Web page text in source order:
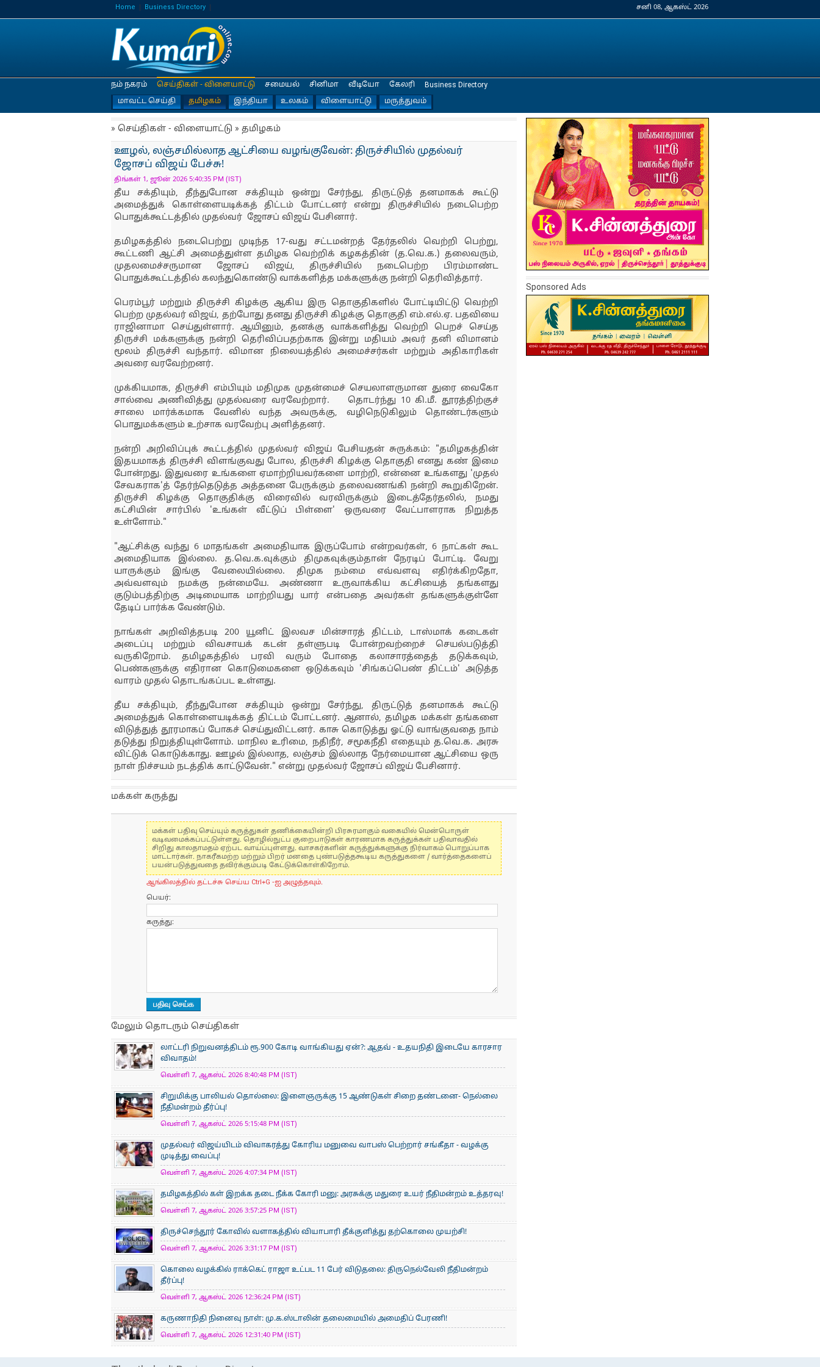
Home Business Directory சனி 08, ஆகஸ்ட் 2026
நம் நகரம்
செய்திகள் - விளையாட்டு
மாவட்ட செய்தி
தமிழகம் இந்தியா உலகம் விளையாட்டு மருத்துவம்
சமையல் சினிமா வீடியோ கேலரி Business Directory
» செய்திகள் - விளையாட்டு » தமிழகம்
ஊழல், லஞ்சமில்லாத ஆட்சியை வழங்குவேன்: திருச்சியில் முதல்வர்
ஜோசப் விஜய் பேச்சு!
திங்கள் 1, ஜூன் 2026 5:40:35 PM (IST)
தீய சக்தியும், தீந்துபோன சக்தியும் ஒன்று சேர்ந்து, திருட்டுத் தனமாகக் கூட்டு
அமைத்துக் கொள்ளையடிக்கத் திட்டம் போட்டனர் என்று திருச்சியில் நடைபெற்ற
பொதுக்கூட்டத்தில் முதல்வர் ஜோசப் விஜய் பேசினார்.
தமிழகத்தில் நடைபெற்று முடிந்த 17-வது சட்டமன்றத் தேர்தலில் வெற்றி பெற்று,
கூட்டணி ஆட்சி அமைத்துள்ள தமிழக வெற்றிக் கழகத்தின் (த.வெ.க.) தலைவரும்,
முதலமைச்சருமான ஜோசப் விஜய், திருச்சியில் நடைபெற்ற பிரம்மாண்ட
பொதுக்கூட்டத்தில் கலந்துகொண்டு வாக்களித்த மக்களுக்கு நன்றி தெரிவித்தார்.
பெரம்பூர் மற்றும் திருச்சி கிழக்கு ஆகிய இரு தொகுதிகளில் போட்டியிட்டு வெற்றி
பெற்ற முதல்வர் விஜய், தற்போது தனது திருச்சி கிழக்கு தொகுதி எம்.எல்.ஏ. பதவியை
ராஜினாமா செய்துள்ளார். ஆயினும், தனக்கு வாக்களித்து வெற்றி பெறச் செய்த
திருச்சி மக்களுக்கு நன்றி தெரிவிப்பதற்காக இன்று மதியம் அவர் தனி விமானம்
மூலம் திருச்சி வந்தார். விமான நிலையத்தில் அமைச்சர்கள் மற்றும் அதிகாரிகள்
அவரை வரவேற்றனர்.
முக்கியமாக, திருச்சி எம்பியும் மதிமுக முதன்மைச் செயலாளருமான துரை வைகோ
சால்வை அணிவித்து முதல்வரை வரவேற்றார். தொடர்ந்து 10 கி.மீ. தூரத்திற்குச்
சாலை மார்க்கமாக வேனில் வந்த அவருக்கு, வழிநெடுகிலும் தொண்டர்களும்
பொதுமக்களும் உற்சாக வரவேற்பு அளித்தனர்.
நன்றி அறிவிப்புக் கூட்டத்தில் முதல்வர் விஜய் பேசியதன் சுருக்கம்: "தமிழகத்தின்
இதயமாகத் திருச்சி விளங்குவது போல, திருச்சி கிழக்கு தொகுதி எனது கண் இமை
போன்றது. இதுவரை உங்களை ஏமாற்றியவர்களை மாற்றி, என்னை உங்களது 'முதல்
சேவகராக'த் தேர்ந்தெடுத்த அத்தனை பேருக்கும் தலைவணங்கி நன்றி கூறுகிறேன்.
திருச்சி கிழக்கு தொகுதிக்கு விரைவில் வரவிருக்கும் இடைத்தேர்தலில், நமது
கட்சியின் சார்பில் 'உங்கள் வீட்டுப் பிள்ளை' ஒருவரை வேட்பாளராக நிறுத்த
உள்ளோம்."
"ஆட்சிக்கு வந்து 6 மாதங்கள் அமைதியாக இருப்போம் என்றவர்கள், 6 நாட்கள் கூட
அமைதியாக இல்லை. த.வெ.க.வுக்கும் திமுகவுக்கும்தான் நேரடிப் போட்டி. வேறு
யாருக்கும் இங்கு வேலையில்லை. திமுக நம்மை எவ்வளவு எதிர்க்கிறதோ,
அவ்வளவும் நமக்கு நன்மையே. அண்ணா உருவாக்கிய கட்சியைத் தங்களது
குடும்பத்திற்கு அடிமையாக மாற்றியது யார் என்பதை அவர்கள் தங்களுக்குள்ளே
தேடிப் பார்க்க வேண்டும்.
நாங்கள் அறிவித்தபடி 200 யூனிட் இலவச மின்சாரத் திட்டம், டாஸ்மாக் கடைகள்
அடைப்பு மற்றும் விவசாயக் கடன் தள்ளுபடி போன்றவற்றைச் செயல்படுத்தி
வருகிறோம். தமிழகத்தில் பரவி வரும் போதை கலாசாரத்தைத் தடுக்கவும்,
பெண்களுக்கு எதிரான கொடுமைகளை ஒடுக்கவும் 'சிங்கப்பெண் திட்டம்' அடுத்த
வாரம் முதல் தொடங்கப்பட உள்ளது.
தீய சக்தியும், தீந்துபோன சக்தியும் ஒன்று சேர்ந்து, திருட்டுத் தனமாகக் கூட்டு
அமைத்துக் கொள்ளையடிக்கத் திட்டம் போட்டனர். ஆனால், தமிழக மக்கள் தங்களை
விடுத்துத் தூரமாகப் போகச் செய்துவிட்டனர். காசு கொடுத்து ஓட்டு வாங்குவதை நாம்
தடுத்து நிறுத்தியுள்ளோம். மாநில உரிமை, நதிநீர், சமூகநீதி எதையும் த.வெ.க. அரசு
விட்டுக் கொடுக்காது. ஊழல் இல்லாத, லஞ்சம் இல்லாத நேர்மையான ஆட்சியை ஒரு
நாள் நிச்சயம் நடத்திக் காட்டுவேன்." என்று முதல்வர் ஜோசப் விஜய் பேசினார்.
மக்கள் கருத்து
மக்கள் பதிவு செய்யும் கருத்துகள் தணிக்கையின்றி பிரசுரமாகும் வகையில் மென்பொருள்
வடிவமைக்கப்பட்டுள்ளது. தொழில்நுட்ப குறைபாடுகள் காரணமாக கருத்துக்கள் பதிவாவதில்
சிறிது காலதாமதம் ஏற்பட வாய்ப்புள்ளது. வாசகர்களின் கருத்துக்களுக்கு நிர்வாகம் பொறுப்பாக
மாட்டார்கள். நாகரீகமற்ற மற்றும் பிறர் மனதை புண்படுத்தகூடிய கருத்துகளை / வார்த்தைகளைப்
பயன்படுத்துவதை தவிர்க்கும்படி கேட்டுக்கொள்கிறோம்.
ஆங்கிலத்தில் தட்டச்சு செய்ய Ctrl+G -ஐ அழுத்தவும்.
பெயர்:
கருத்து:
மேலும் தொடரும் செய்திகள்
லாட்டரி நிறுவனத்திடம் ரூ.900 கோடி வாங்கியது ஏன்?: ஆதவ் - உதயநிதி இடையே காரசார
விவாதம்!
வெள்ளி 7, ஆகஸ்ட் 2026 8:40:48 PM (IST)
சிறுமிக்கு பாலியல் தொல்லை: இளைஞருக்கு 15 ஆண்டுகள் சிறை தண்டனை- நெல்லை
நீதிமன்றம் தீர்ப்பு!
வெள்ளி 7, ஆகஸ்ட் 2026 5:15:48 PM (IST)
முதல்வர் விஜய்யிடம் விவாகரத்து கோரிய மனுவை வாபஸ் பெற்றார் சங்கீதா - வழக்கு
முடித்து வைப்பு!
வெள்ளி 7, ஆகஸ்ட் 2026 4:07:34 PM (IST)
தமிழகத்தில் கள் இறக்க தடை நீக்க கோரி மனு: அரசுக்கு மதுரை உயர் நீதிமன்றம் உத்தரவு!
வெள்ளி 7, ஆகஸ்ட் 2026 3:57:25 PM (IST)
திருச்செந்தூர் கோவில் வளாகத்தில் வியாபாரி தீக்குளித்து தற்கொலை முயற்சி!
வெள்ளி 7, ஆகஸ்ட் 2026 3:31:17 PM (IST)
கொலை வழக்கில் ராக்கெட் ராஜா உட்பட 11 பேர் விடுதலை: திருநெல்வேலி நீதிமன்றம்
தீர்ப்பு!
வெள்ளி 7, ஆகஸ்ட் 2026 12:36:24 PM (IST)
கருணாநிதி நினைவு நாள்: மு.க.ஸ்டாலின் தலைமையில் அமைதிப் பேரணி!
வெள்ளி 7, ஆகஸ்ட் 2026 12:31:40 PM (IST)
Sponsored Ads